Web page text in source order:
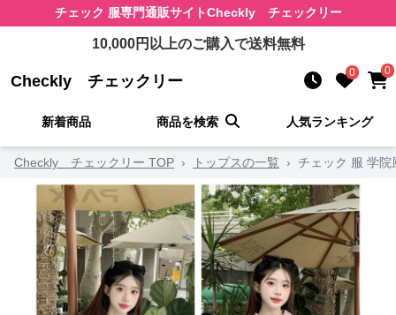
チェック 服専門通販サイトCheckly チェックリー
10,000円以上のご購入で送料無料
Checkly チェックリー 0 0
新着商品 商品を検索 人気ランキング
Checkly チェックリー TOP › トップスの一覧 › チェック 服 学